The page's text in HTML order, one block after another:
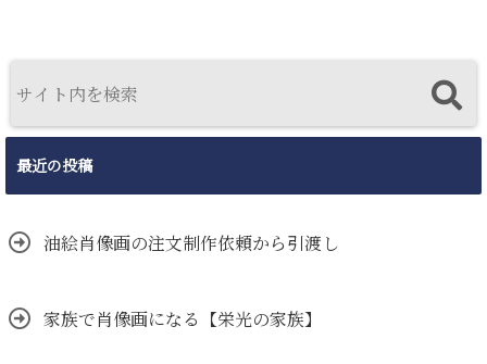
最近の投稿
油絵肖像画の注文制作依頼から引渡し
家族で肖像画になる【栄光の家族】